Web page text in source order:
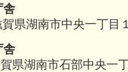
舎
県湖南市中央一丁目
舎
県湖南市石部中央一